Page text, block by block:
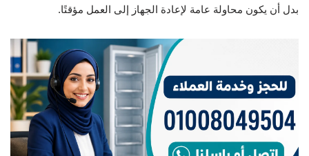
بدل أن يكون محاولة عامة لإعادة الجهاز إلى العمل مؤقتًا.